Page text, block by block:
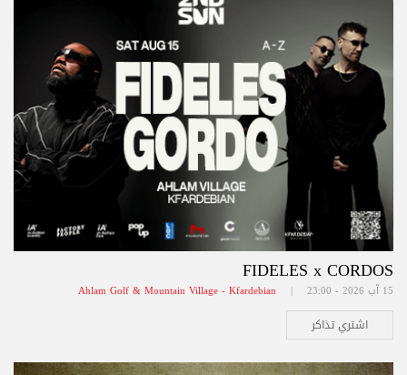
FIDELES x CORDOS
15 آب 2026 - 23:00 | Ahlam Golf & Mountain Village - Kfardebian
اشتري تذاكر